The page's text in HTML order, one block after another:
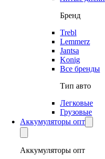
Бренд
Trebl
Lemmerz
Jantsa
Konig
Все бренды
Тип авто
Легковые
Грузовые
Аккумуляторы опт
Аккумуляторы опт